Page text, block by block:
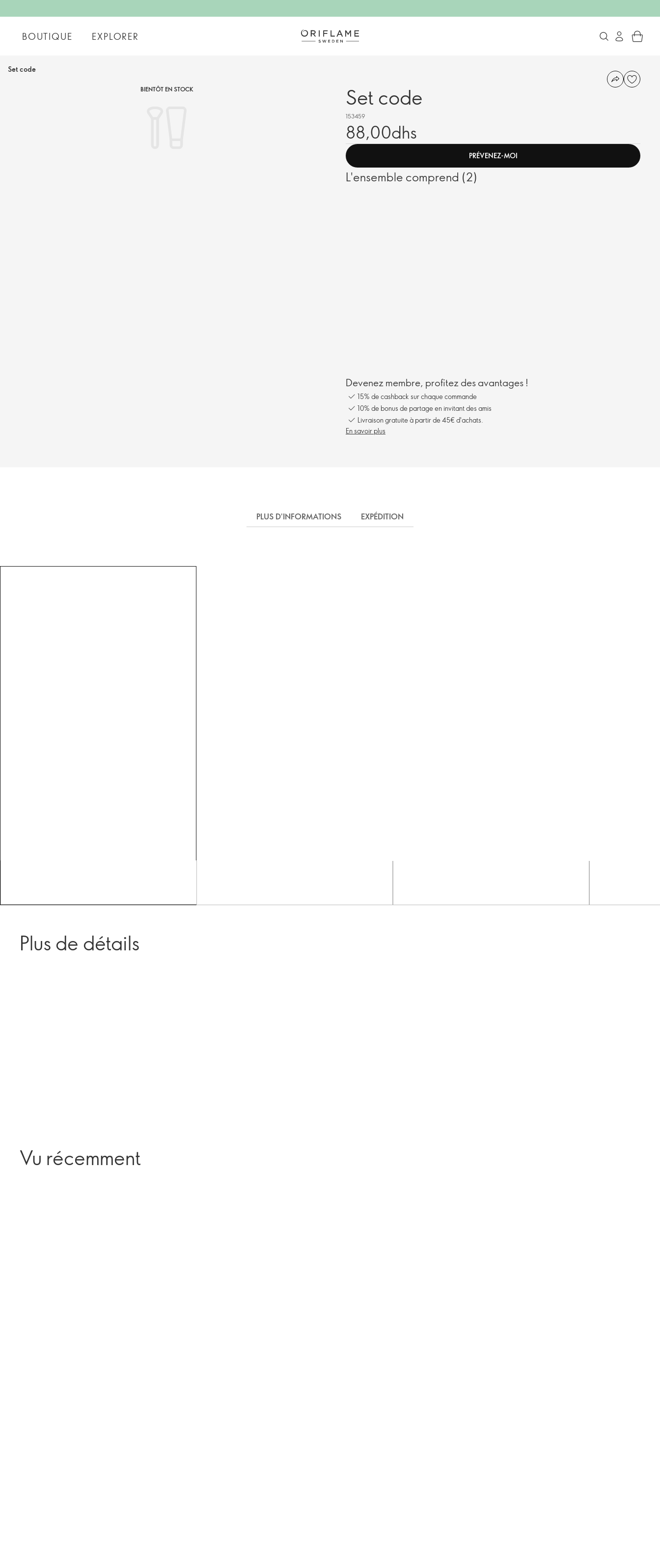
BOUTIQUE EXPLORER
Set code
BIENTÔT EN STOCK Set code
153459
88,00dhs
PRÉVENEZ-MOI
L'ensemble comprend (2)
Devenez membre, profitez des avantages !
15% de cashback sur chaque commande
10% de bonus de partage en invitant des amis
Livraison gratuite à partir de 45€ d'achats.
En savoir plus
PLUS D'INFORMATIONS EXPÉDITION
Plus de détails
Vu récemment